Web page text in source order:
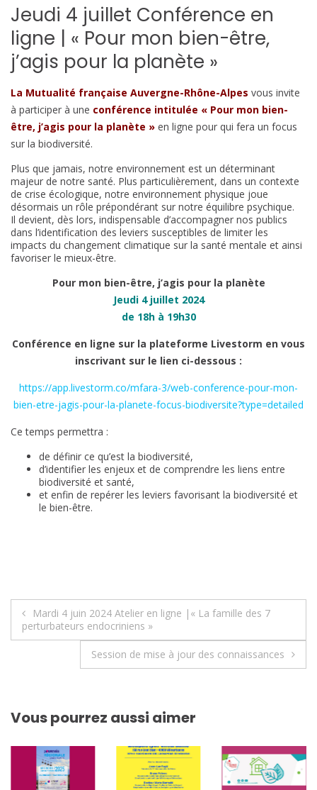
Jeudi 4 juillet Conférence en
ligne | « Pour mon bien-être,
j’agis pour la planète »
La Mutualité française Auvergne-Rhône-Alpes vous invite
à participer à une conférence intitulée « Pour mon bien-
être, j’agis pour la planète » en ligne pour qui fera un focus
sur la biodiversité.
Plus que jamais, notre environnement est un déterminant
majeur de notre santé. Plus particulièrement, dans un contexte
de crise écologique, notre environnement physique joue
désormais un rôle prépondérant sur notre équilibre psychique.
Il devient, dès lors, indispensable d’accompagner nos publics
dans l’identification des leviers susceptibles de limiter les
impacts du changement climatique sur la santé mentale et ainsi
favoriser le mieux-être.
Pour mon bien-être, j’agis pour la planète
Jeudi 4 juillet 2024
de 18h à 19h30
Conférence en ligne sur la plateforme Livestorm en vous
inscrivant sur le lien ci-dessous :
https://app.livestorm.co/mfara-3/web-conference-pour-mon-
bien-etre-jagis-pour-la-planete-focus-biodiversite?type=detailed
Ce temps permettra :
de définir ce qu’est la biodiversité,
d’identifier les enjeux et de comprendre les liens entre
biodiversité et santé,
et enfin de repérer les leviers favorisant la biodiversité et
le bien-être.
Navigation
de
l’article
Mardi 4 juin 2024 Atelier en ligne |« La famille des 7
perturbateurs endocriniens »
Session de mise à jour des connaissances
Vous pourrez aussi aimer